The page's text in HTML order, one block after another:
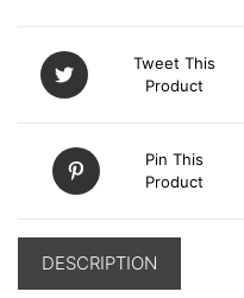
Tweet This
Product
Pin This
Product
DESCRIPTION